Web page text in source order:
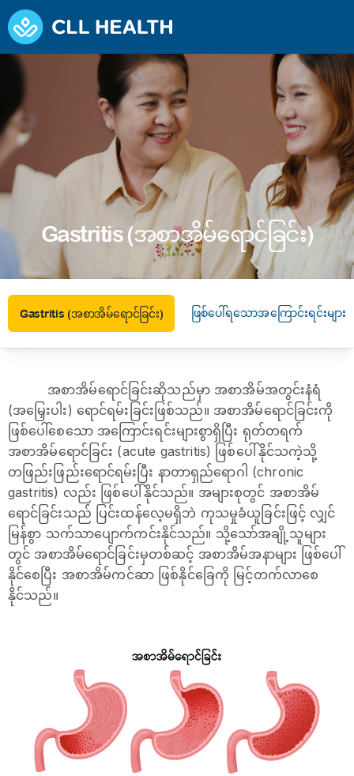
Gastritis (အစာအိမ်ရောင်‌ခြင်း)
Gastritis (အစာအိမ်ရောင်‌ခြင်း) ဖြစ်ပေါ်ရသောအကြောင်းရင်းများ
အစာအိမ်ရောင်ခြင်းဆိုသည်မှာ အစာအိမ်အတွင်းနံရံ
(အမြှေးပါး) ရောင်ရမ်းခြင်းဖြစ်သည်။ အစာအိမ်ရောင်ခြင်းကို
ဖြစ်ပေါ်စေသော အကြောင်းရင်းများစွာရှိပြီး ရုတ်တရက်
အစာအိမ်ရောင်ခြင်း (acute gastritis) ဖြစ်ပေါ်နိုင်သကဲ့သို့
တဖြည်းဖြည်းရောင်ရမ်းပြီး နာတာရှည်ရောဂါ (chronic
gastritis) လည်း ဖြစ်ပေါ်နိုင်သည်။ အများစုတွင် အစာအိမ်
ရောင်ခြင်းသည် ပြင်းထန်လေ့မရှိဘဲ ကုသမှုခံယူခြင်းဖြင့် လျှင်
မြန်စွာ သက်သာပျောက်ကင်းနိုင်သည်။ သို့သော်အချို့သူများ
တွင် အစာအိမ်ရောင်ခြင်းမှတစ်ဆင့် အစာအိမ်အနာများ ဖြစ်ပေါ်
နိုင်စေပြီး အစာအိမ်ကင်ဆာ ဖြစ်နိုင်ခြေကို မြင့်တက်လာစေ
နိုင်သည်။